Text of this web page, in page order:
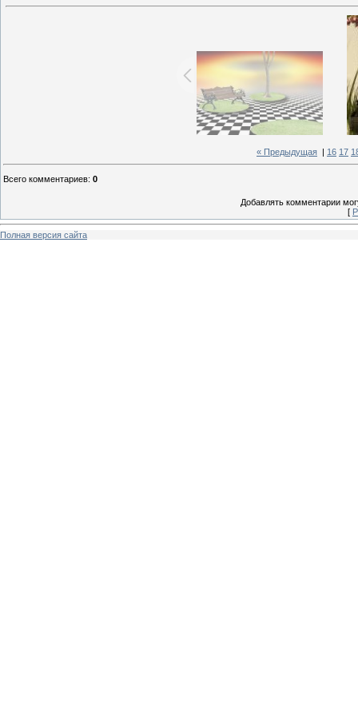
« Предыдущая 16 17
Всего комментариев: 0
Добавлять комментарии
[
Полная версия сайта